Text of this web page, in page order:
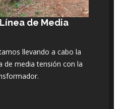
de Media
llevando a cabo la
de media tensión con la